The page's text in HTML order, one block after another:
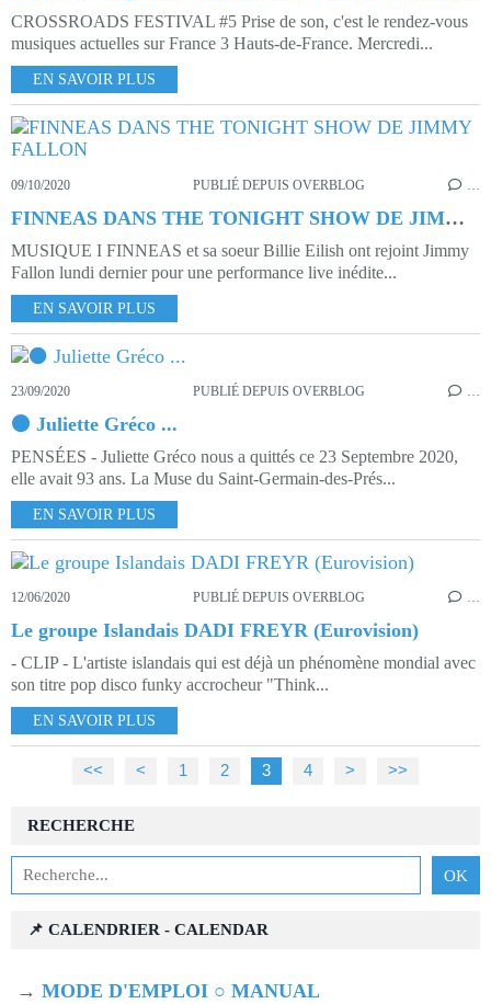
CROSSROADS FESTIVAL #5 Prise de son, c'est le rendez-vous
musiques actuelles sur France 3 Hauts-de-France. Mercredi...
EN SAVOIR PLUS
09/10/2020 PUBLIÉ DEPUIS OVERBLOG
FINNEAS DANS THE TONIGHT SHOW DE JIMMY FALLON
MUSIQUE I FINNEAS et sa soeur Billie Eilish ont rejoint Jimmy
Fallon lundi dernier pour une performance live inédite...
EN SAVOIR PLUS
23/09/2020 PUBLIÉ DEPUIS OVERBLOG …
⚫ Juliette Gréco ...
PENSÉES - Juliette Gréco nous a quittés ce 23 Septembre 2020,
elle avait 93 ans. La Muse du Saint-Germain-des-Prés...
EN SAVOIR PLUS
12/06/2020 PUBLIÉ DEPUIS OVERBLOG …
Le groupe Islandais DADI FREYR (Eurovision)
- CLIP - L'artiste islandais qui est déjà un phénomène mondial avec
son titre pop disco funky accrocheur "Think...
EN SAVOIR PLUS
<< < 1 2 3 4 > >>
RECHERCHE
📌 CALENDRIER - CALENDAR
→ MODE D'EMPLOI ○ MANUAL